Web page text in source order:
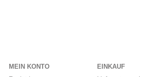
MEIN KONTO
EINKAUF